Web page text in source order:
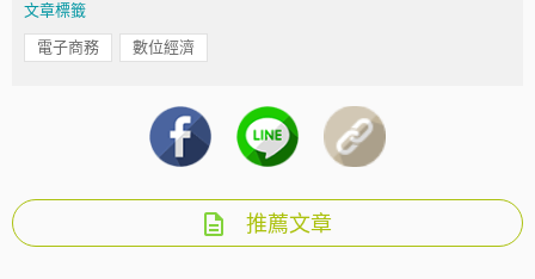
文章標籤
電子商務 數位經濟
推薦文章